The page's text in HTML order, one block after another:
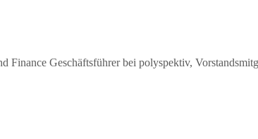
Geschäftsführer bei polyspektiv,